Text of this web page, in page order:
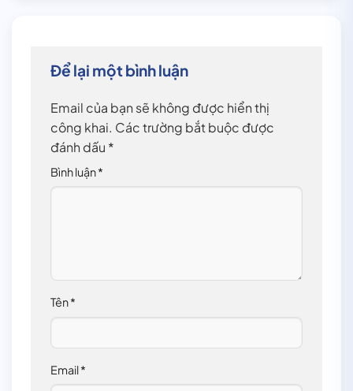
Để lại một bình luận
Email của bạn sẽ không được hiển thị
công khai. Các trường bắt buộc được
đánh dấu *
Bình luận*
Tên*
Email*